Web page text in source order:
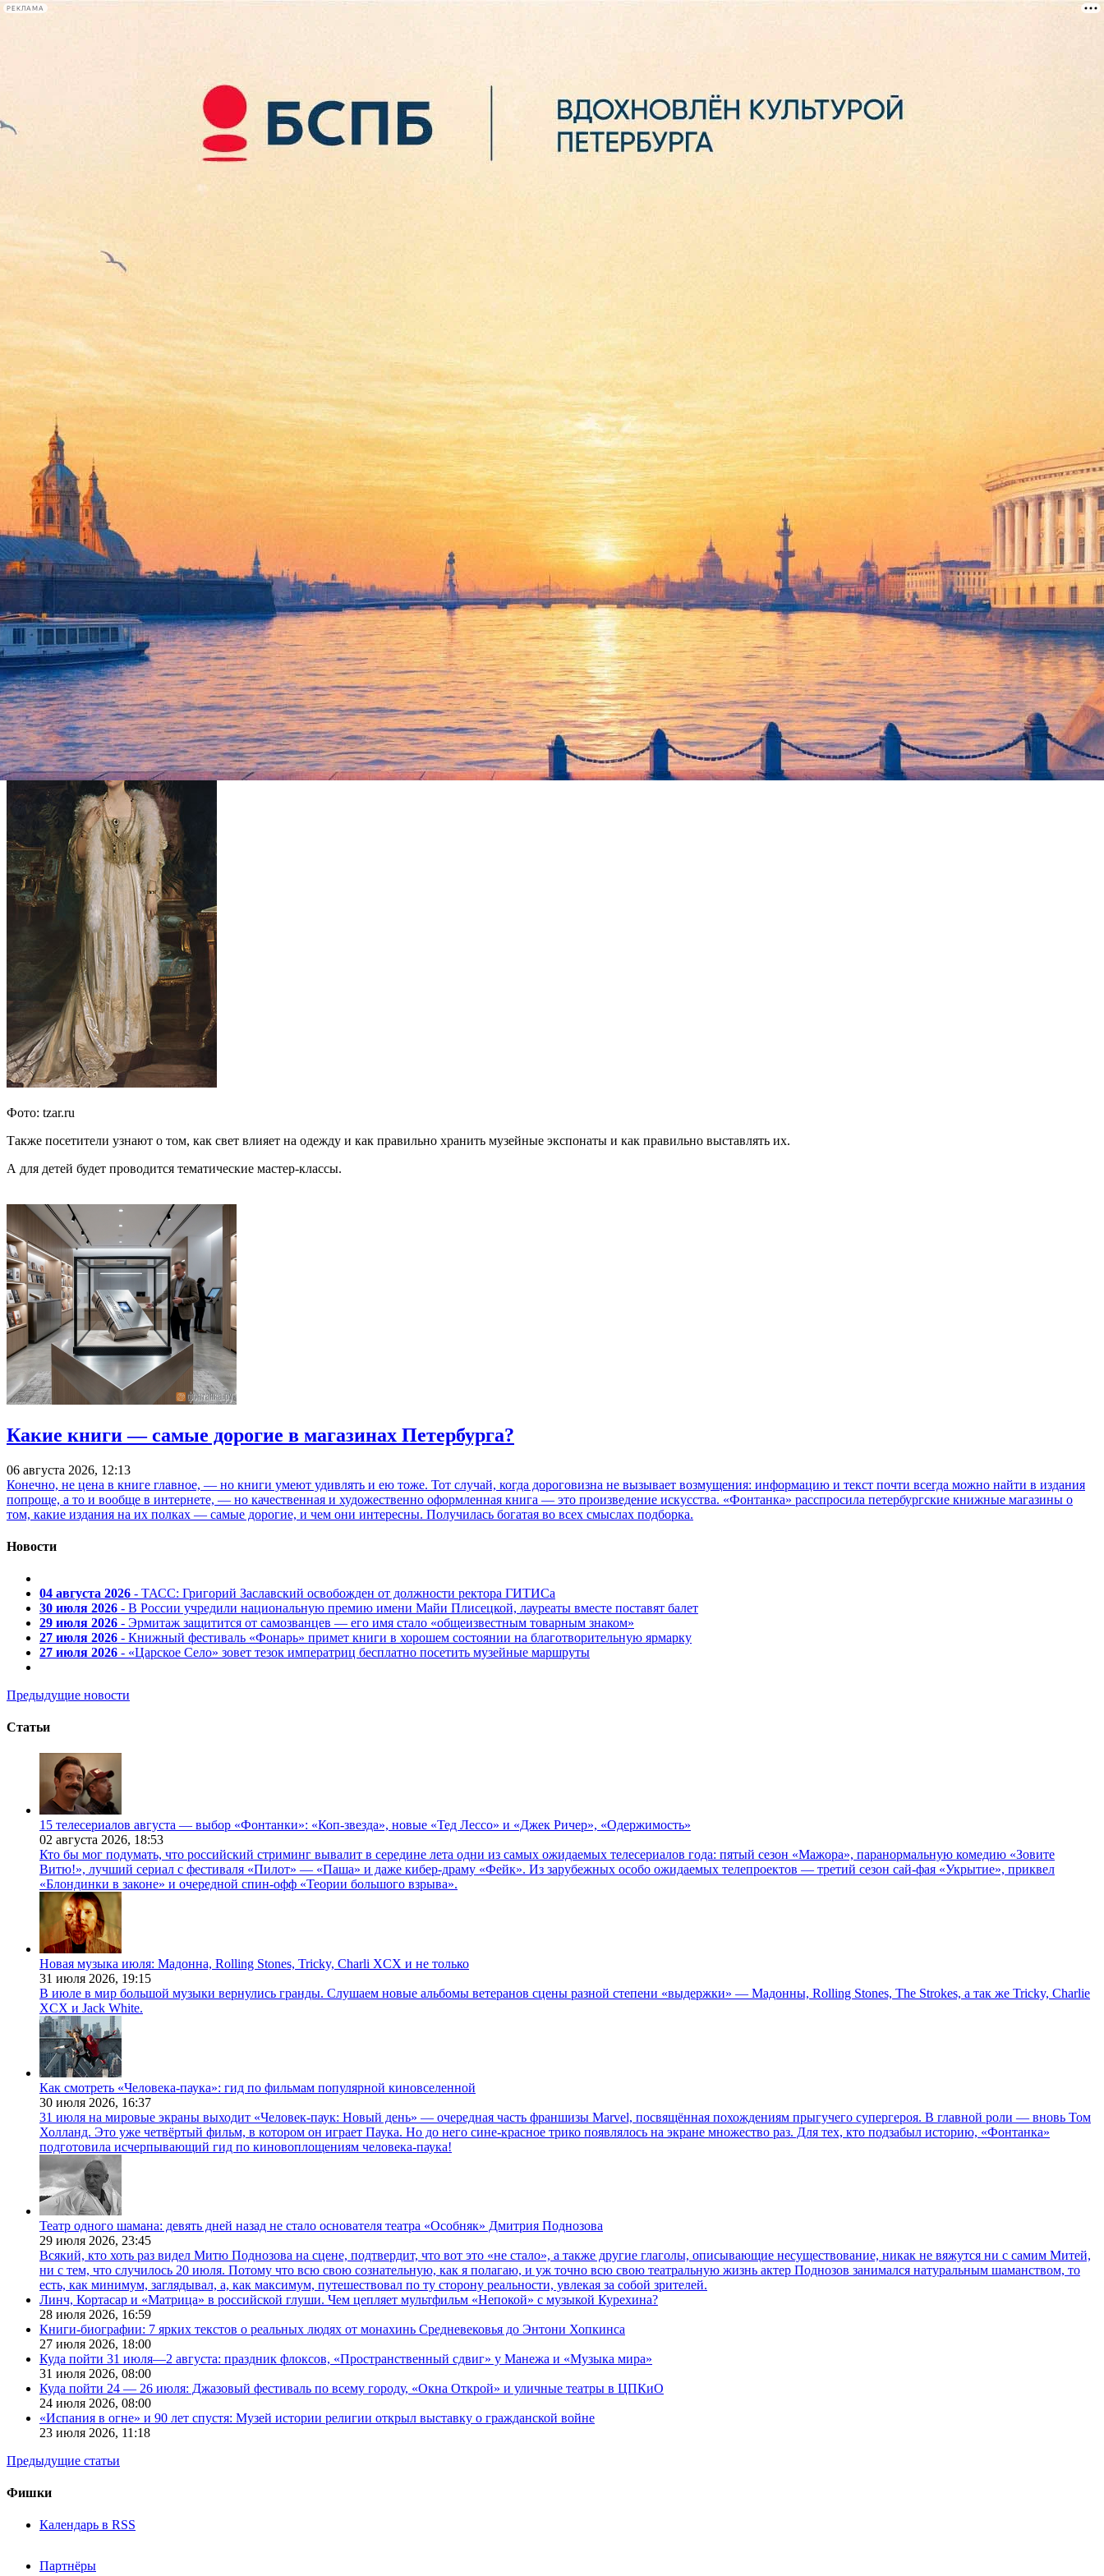
РЕКЛАМА
лекции
книги
"Царское село" обещает модную Ночь музеев
12 мая 2014,
Музей-заповедник «Царское Село» подготовил для Ночи музеев (тема которой в этом году – «Свет и цвет») специальную программу из двух частей: «Высший свет: антология цвета» и «Белая
история».
17 мая с 18 до 23 часов посетители Александровского дворца смогут узнать о придворной моде – о том, что, как и почему носили при дворе, а тем, кто придет в павильон «Белая башня»
поведают о роли белого цвета в эпоху рыцарства и в истории русского Двора, а также почему супругу Николая II, называли Дамой белой розы.
Как сообщает пресс-служба ГМЗ «Царское Село», в Ночь музеев в Александровском дворце впервые выставят дар представителя известного дворянского рода Винсента Джорджа
Поклевского-Козелл – подлинные женское парадное платье и парадный мундир камергера.
Платье и мундир изготовлены английским Модным домом Чарльза Ворта, который шил одежду для императриц Марии Александровны, Марии Федоровны и Александры Федоровны.
Фото: tzar.ru
Также посетители узнают о том, как свет влияет на одежду и как правильно хранить музейные экспонаты и как правильно выставлять их.
А для детей будет проводится тематические мастер-классы.
Какие книги — самые дорогие в магазинах Петербурга?
06 августа 2026, 12:13
Конечно, не цена в книге главное, — но книги умеют удивлять и ею тоже. Тот случай, когда дороговизна не вызывает возмущения: информацию и текст почти всегда можно найти в издания
попроще, а то и вообще в интернете, — но качественная и художественно оформленная книга — это произведение искусства. «Фонтанка» расспросила петербургские книжные магазины о
том, какие издания на их полках — самые дорогие, и чем они интересны. Получилась богатая во всех смыслах подборка.
Новости
04 августа 2026 - ТАСС: Григорий Заславский освобожден от должности ректора ГИТИСа
30 июля 2026 - В России учредили национальную премию имени Майи Плисецкой, лауреаты вместе поставят балет
29 июля 2026 - Эрмитаж защитится от самозванцев — его имя стало «общеизвестным товарным знаком»
27 июля 2026 - Книжный фестиваль «Фонарь» примет книги в хорошем состоянии на благотворительную ярмарку
27 июля 2026 - «Царское Село» зовет тезок императриц бесплатно посетить музейные маршруты
Предыдущие новости
Статьи
15 телесериалов августа — выбор «Фонтанки»: «Коп-звезда», новые «Тед Лессо» и «Джек Ричер», «Одержимость»
02 августа 2026, 18:53
Кто бы мог подумать, что российский стриминг вывалит в середине лета одни из самых ожидаемых телесериалов года: пятый сезон «Мажора», паранормальную комедию «Зовите
Витю!», лучший сериал с фестиваля «Пилот» — «Паша» и даже кибер-драму «Фейк». Из зарубежных особо ожидаемых телепроектов — третий сезон сай-фая «Укрытие», приквел
«Блондинки в законе» и очередной спин-офф «Теории большого взрыва».
Новая музыка июля: Мадонна, Rolling Stones, Tricky, Charli XCX и не только
31 июля 2026, 19:15
В июле в мир большой музыки вернулись гранды. Слушаем новые альбомы ветеранов сцены разной степени «выдержки» — Мадонны, Rolling Stones, The Strokes, а так же Tricky, Charlie
XCX и Jack White.
Как смотреть «Человека-паука»: гид по фильмам популярной киновселенной
30 июля 2026, 16:37
31 июля на мировые экраны выходит «Человек-паук: Новый день» — очередная часть франшизы Marvel, посвящённая похождениям прыгучего супергероя. В главной роли — вновь Том
Холланд. Это уже четвёртый фильм, в котором он играет Паука. Но до него сине-красное трико появлялось на экране множество раз. Для тех, кто подзабыл историю, «Фонтанка»
подготовила исчерпывающий гид по киновоплощениям человека-паука!
Театр одного шамана: девять дней назад не стало основателя театра «Особняк» Дмитрия Поднозова
29 июля 2026, 23:45
Всякий, кто хоть раз видел Митю Поднозова на сцене, подтвердит, что вот это «не стало», а также другие глаголы, описывающие несуществование, никак не вяжутся ни с самим Митей,
ни с тем, что случилось 20 июля. Потому что всю свою сознательную, как я полагаю, и уж точно всю свою театральную жизнь актер Поднозов занимался натуральным шаманством, то
есть, как минимум, заглядывал, а, как максимум, путешествовал по ту сторону реальности, увлекая за собой зрителей.
Линч, Кортасар и «Матрица» в российской глуши. Чем цепляет мультфильм «Непокой» с музыкой Курехина?
28 июля 2026, 16:59
Книги-биографии: 7 ярких текстов о реальных людях от монахинь Средневековья до Энтони Хопкинса
27 июля 2026, 18:00
Куда пойти 31 июля—2 августа: праздник флоксов, «Пространственный сдвиг» у Манежа и «Музыка мира»
31 июля 2026, 08:00
Куда пойти 24 — 26 июля: Джазовый фестиваль по всему городу, «Окна Открой» и уличные театры в ЦПКиО
24 июля 2026, 08:00
«Испания в огне» и 90 лет спустя: Музей истории религии открыл выставку о гражданской войне
23 июля 2026, 11:18
Предыдущие статьи
Фишки
Календарь в RSS
Партнёры